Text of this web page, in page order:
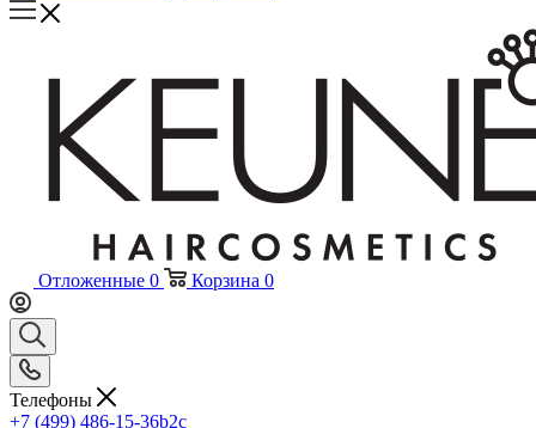
Отложенные 0 Корзина 0
Телефоны
+7 (499) 486-15-36b2c